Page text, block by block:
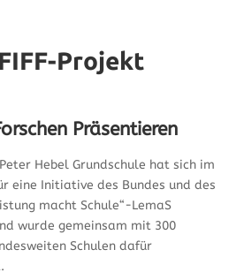
Projekt
Präsentieren
Hebel Grundschule hat sich im
eine Initiative des Bundes und des
macht Schule“-LemaS
wurde gemeinsam mit 300
Schulen dafür